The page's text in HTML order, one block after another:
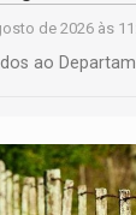
de 2026 às
ao